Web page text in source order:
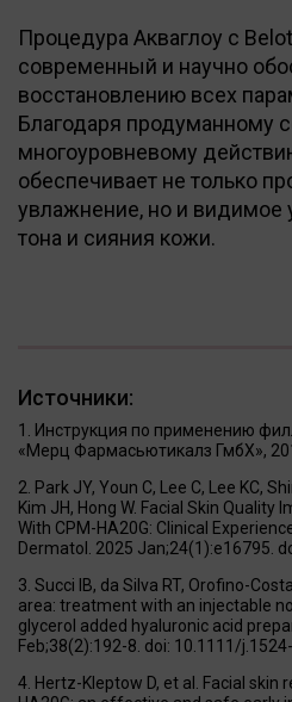
Процедура Акваглоу с
современный и научно
восстановлению всех
Благодаря продуманному
многоуровневому
обеспечивает не только
увлажнение, но и видимое
тона и сияния кожи.
Источники:
Инструкция по применению
«Мерц Фармасьютикалз ГмбХ»,
Park JY, Youn C, Lee C, Lee KC,
Kim JH, Hong W. Facial Skin
With CPM-HA20G: Clinical
Dermatol. 2025 Jan;24(1):e16795.
Succi IB, da Silva RT, Orofino-
area: treatment with an injectable
glycerol added hyaluronic acid
Feb;38(2):192-8. doi: 10.1111/
Hertz-Kleptow D, et al. Facial